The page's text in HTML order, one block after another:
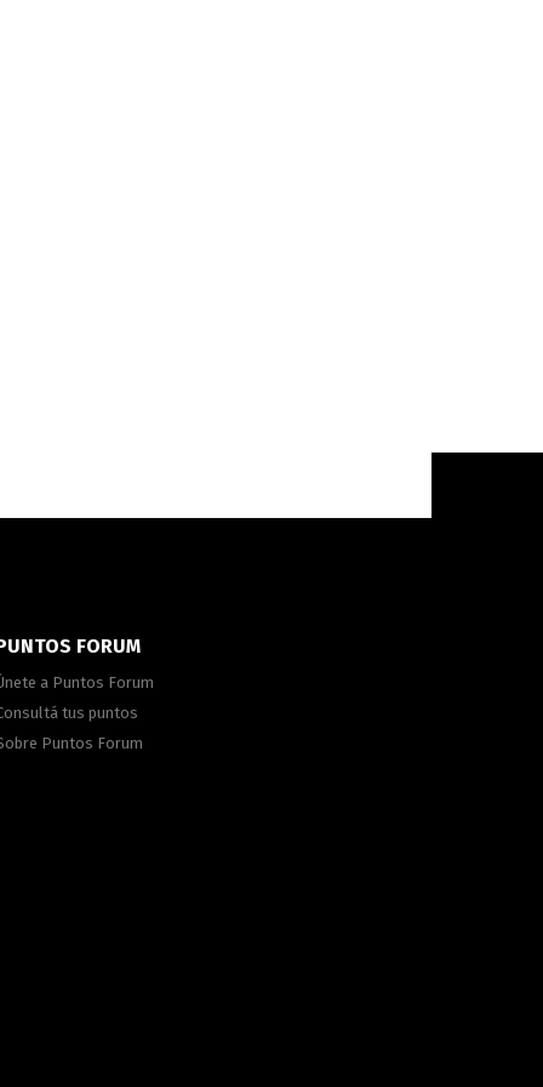
FORUM
a Puntos Forum
tus puntos
Puntos Forum